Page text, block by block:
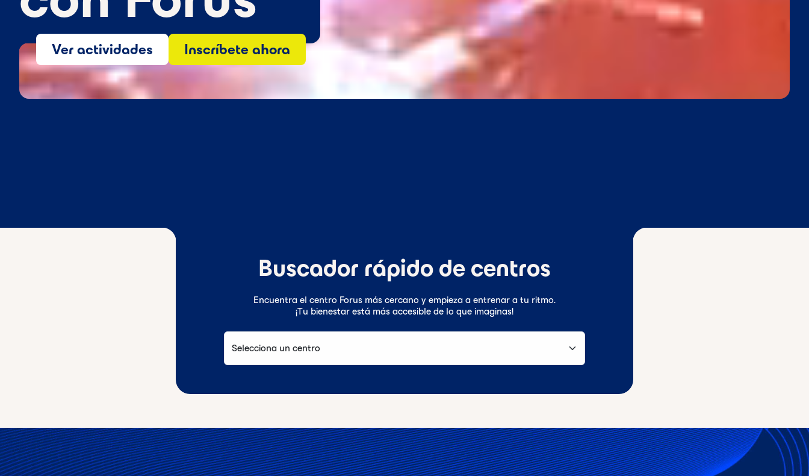
Ver actividades Inscríbete ahora
Buscador rápido de centros
Encuentra el centro Forus más cercano y empieza a entrenar a tu ritmo.
¡Tu bienestar está más accesible de lo que imaginas!